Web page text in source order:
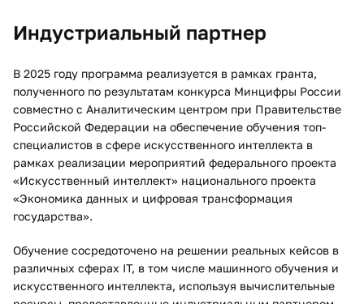
Индустриальный партнер
В 2025 году программа реализуется в рамках гранта,
полученного по результатам конкурса Минцифры России
совместно с Аналитическим центром при Правительстве
Российской Федерации на обеспечение обучения топ-
специалистов в сфере искусственного интеллекта в
рамках реализации мероприятий федерального проекта
«Искусственный интеллект» национального проекта
«Экономика данных и цифровая трансформация
государства».
Обучение сосредоточено на решении реальных кейсов в
различных сферах IT, в том числе машинного обучения и
искусственного интеллекта, используя вычислительные